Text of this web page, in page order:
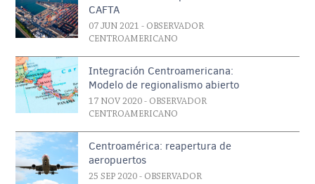
CAFTA
07 JUN 2021 - OBSERVADOR
CENTROAMERICANO
Integración Centroamericana:
Modelo de regionalismo abierto
17 NOV 2020 - OBSERVADOR
CENTROAMERICANO
Centroamérica: reapertura de
aeropuertos
25 SEP 2020 - OBSERVADOR